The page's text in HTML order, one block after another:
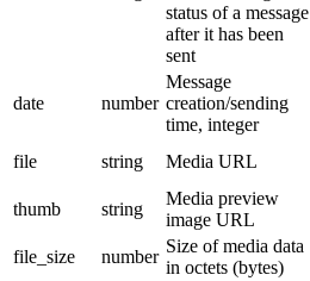
status of a message
after it has been
sent
date number
Message
creation/sending
time, integer
file string Media URL
thumb
string
Media preview
image URL
file_size
number
Size of media data
in octets (bytes)